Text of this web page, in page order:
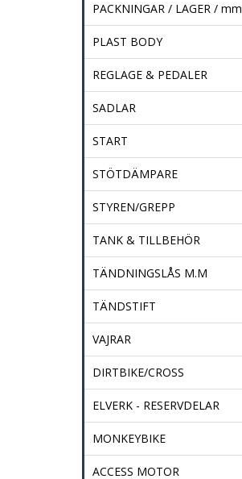
PACKNINGAR / LAGER / mm
PLAST BODY
REGLAGE & PEDALER
SADLAR
START
STÖTDÄMPARE
STYREN/GREPP
TANK & TILLBEHÖR
TÄNDNINGSLÅS M.M
TÄNDSTIFT
VAJRAR
DIRTBIKE/CROSS
ELVERK - RESERVDELAR
MONKEYBIKE
ACCESS MOTOR